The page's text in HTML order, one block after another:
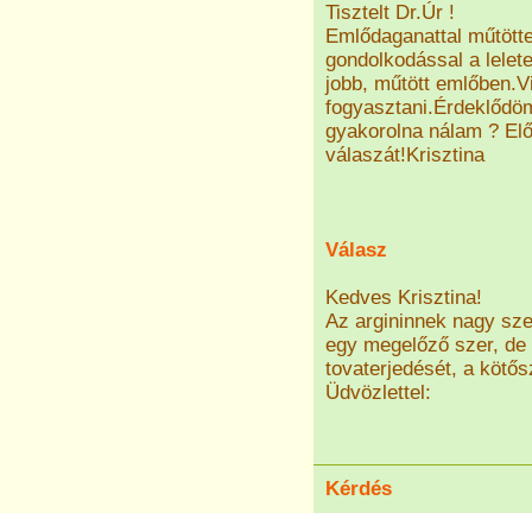
Tisztelt Dr.Úr !
Emlődaganattal
gondolkodással a
jobb, műtött
gyakorolna nálam ?
válaszát!Krisztina
Válasz
Kedves Krisztina!
Az argininnek nagy
egy megelőző szer,
tovaterjedését, a
Üdvözlettel:
Kérdés